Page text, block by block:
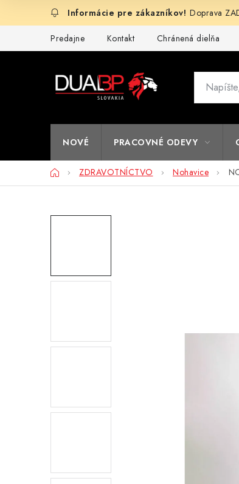
Doprava
Predajne Kontakt Chránená dielňa
NOVÉ PRACOVNÉ ODEVY
DomovZDRAVOTNÍCTVO Nohavice